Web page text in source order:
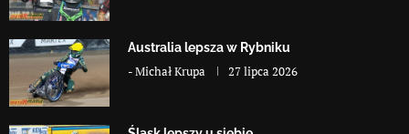
Australia lepsza w Rybniku
-Michał Krupa 27 lipca 2026